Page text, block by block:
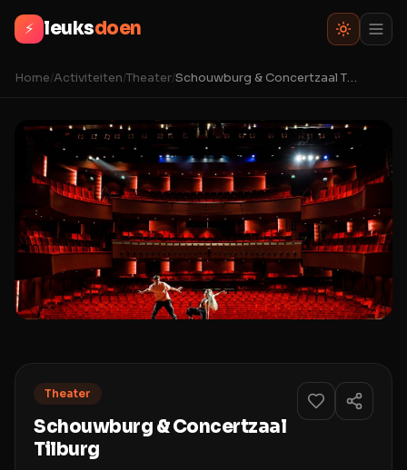
⚡ leuksdoen
Home/Activiteiten/Theater/ Schouwburg & Concertzaal Tilburg
Theater
Schouwburg & Concertzaal
Tilburg